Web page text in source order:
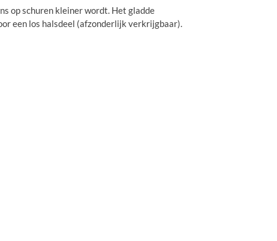
op schuren kleiner wordt. Het gladde
een los halsdeel (afzonderlijk verkrijgbaar).